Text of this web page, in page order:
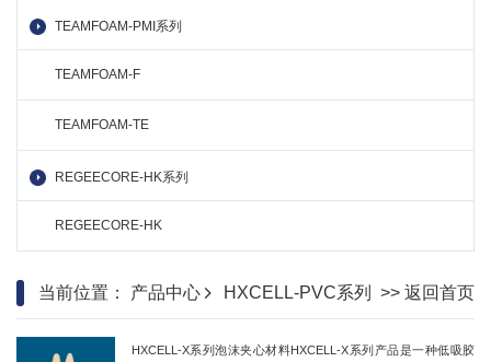
TEAMFOAM-PMI系列
TEAMFOAM-F
TEAMFOAM-TE
REGEECORE-HK系列
REGEECORE-HK
当前位置： 产品中心 HXCELL-PVC系列 >> 返回首页
HXCELL-X系列泡沫夹心材料HXCELL-X系列产品是一种低吸胶